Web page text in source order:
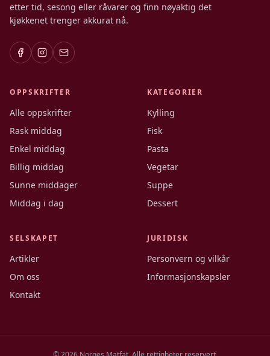
etter tid, sesong eller råvarer og finn nøyaktig det
kjøkkenet trenger akkurat nå.
OPPSKRIFTER
Alle oppskrifter
Rask middag
Enkel middag
Billig middag
Sunne middager
Middag i dag
KATEGORIER
Kylling
Fisk
Pasta
Vegetar
Suppe
Dessert
SELSKAPET
Artikler
Om oss
Kontakt
JURIDISK
Personvern og vilkår
Informasjonskapsler